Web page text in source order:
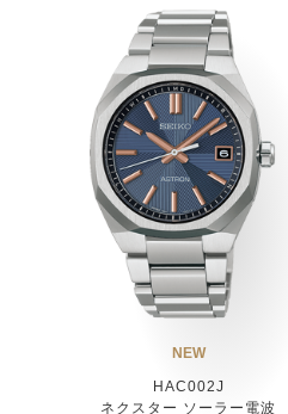
NEW
HAC002J
ネクスター ソーラー電波